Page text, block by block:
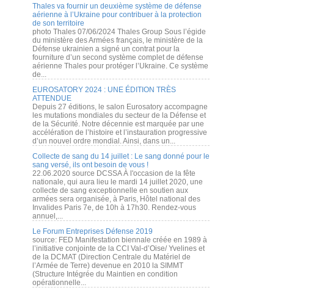
Thales va fournir un deuxième système de défense
aérienne à l’Ukraine pour contribuer à la protection
de son territoire
photo Thales 07/06/2024 Thales Group Sous l’égide
du ministère des Armées français, le ministère de la
Défense ukrainien a signé un contrat pour la
fourniture d’un second système complet de défense
aérienne Thales pour protéger l’Ukraine. Ce système
de...
EUROSATORY 2024 : UNE ÉDITION TRÈS
ATTENDUE
Depuis 27 éditions, le salon Eurosatory accompagne
les mutations mondiales du secteur de la Défense et
de la Sécurité. Notre décennie est marquée par une
accélération de l’histoire et l’instauration progressive
d’un nouvel ordre mondial. Ainsi, dans un...
Collecte de sang du 14 juillet : Le sang donné pour le
sang versé, ils ont besoin de vous !
22.06.2020 source DCSSA À l'occasion de la fête
nationale, qui aura lieu le mardi 14 juillet 2020, une
collecte de sang exceptionnelle en soutien aux
armées sera organisée, à Paris, Hôtel national des
Invalides Paris 7e, de 10h à 17h30. Rendez-vous
annuel,...
Le Forum Entreprises Défense 2019
source: FED Manifestation biennale créée en 1989 à
l’initiative conjointe de la CCI Val-d’Oise/ Yvelines et
de la DCMAT (Direction Centrale du Matériel de
l’Armée de Terre) devenue en 2010 la SIMMT
(Structure Intégrée du Maintien en condition
opérationnelle...